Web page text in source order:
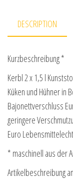
DESCRIPTION
Kurzbeschreibung *
Kerbl 2 x 1,5 l
Küken und Hühner in
Bajonettverschluss
geringere
Euro
* maschinell aus der
Artikelbeschreibung